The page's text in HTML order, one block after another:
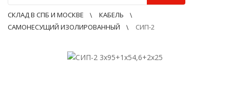
СКЛАД В СПБ И МОСКВЕ
КАБЕЛЬ
САМОНЕСУЩИЙ ИЗОЛИРОВАННЫЙ
СИП-2